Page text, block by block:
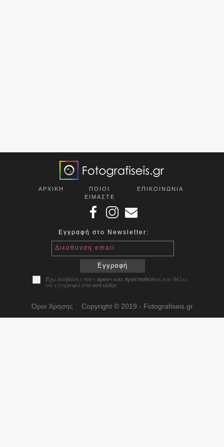
ΑΡΧΙΚΗ
ΠΟΙΟΙ
ΕΙΜΑΣΤΕ
ΕΠΙΚOΙΝΩΝΙΑ
Εγγραφή στο Newsletter:
Διεύθυνση email
Εγγραφή
Έχω διαβάσει τους όρους και προϋποθέσειςκαι θέλω
να εγγραφώ στο newsletter
Όροι Χρήσης Copyright © 2019 - Fotografiseis.gr